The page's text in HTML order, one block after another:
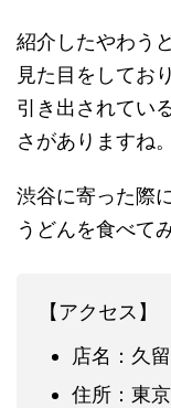
紹介したやわう
見た目をしてお
引き出されてい
さがありますね。
渋谷に寄った際
うどんを食べて
【アクセス】
店名：久
住所：東